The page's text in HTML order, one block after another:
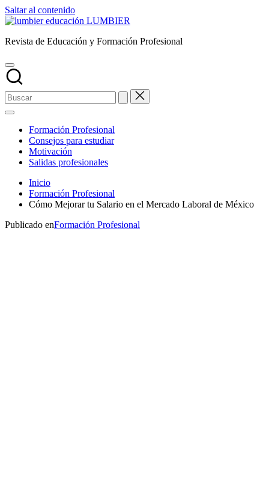
Saltar al contenido
LUMBIER
Revista de Educación y Formación Profesional
Formación Profesional
Consejos para estudiar
Motivación
Salidas profesionales
Inicio
Formación Profesional
Cómo Mejorar tu Salario en el Mercado Laboral de México
Publicado enFormación Profesional